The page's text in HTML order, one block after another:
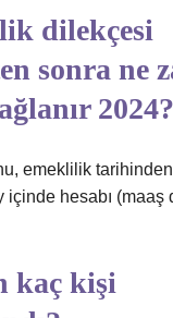
dilekçesi
sonra ne
2024?
emeklilik
hesabı (maaş
kaç kişi